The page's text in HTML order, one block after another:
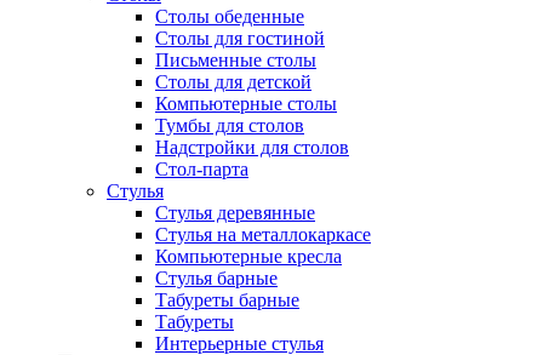
Столы обеденные
Столы для гостиной
Письменные столы
Столы для детской
Компьютерные столы
Тумбы для столов
Надстройки для столов
Стол-парта
Стулья
Стулья деревянные
Стулья на металлокаркасе
Компьютерные кресла
Стулья барные
Табуреты барные
Табуреты
Интерьерные стулья